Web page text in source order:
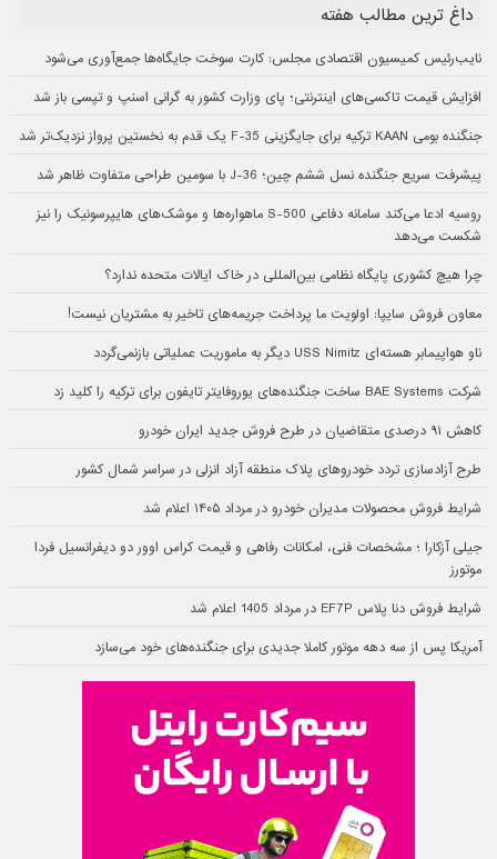
داغ ترین مطالب هفته
نایب‌رئیس کمیسیون اقتصادی مجلس: کارت سوخت جایگاه‌ها جمع‌آوری می‌شود
افزایش قیمت تاکسی‌های اینترنتی؛ پای وزارت کشور به گرانی اسنپ و تپسی باز شد
جنگنده بومی KAAN ترکیه برای جایگزینی F-35 یک قدم به نخستین پرواز نزدیک‌تر شد
پیشرفت سریع جنگنده نسل ششم چین؛ J-36 با سومین طراحی متفاوت ظاهر شد
روسیه ادعا می‌کند سامانه دفاعی S-500 ماهواره‌ها و موشک‌های هایپرسونیک را نیز
شکست می‌دهد
چرا هیچ کشوری پایگاه نظامی بین‌المللی در خاک ایالات متحده ندارد؟
معاون فروش سایپا: اولویت ما پرداخت جریمه‌های تاخیر به مشتریان نیست!
ناو هواپیمابر هسته‌ای USS Nimitz دیگر به ماموریت عملیاتی بازنمی‌گردد
شرکت BAE Systems ساخت جنگنده‌های یوروفایتر تایفون برای ترکیه را کلید زد
کاهش ۹۱ درصدی متقاضیان در طرح فروش جدید ایران خودرو
طرح آزادسازی تردد خودروهای پلاک منطقه آزاد انزلی در سراسر شمال کشور
شرایط فروش محصولات مدیران خودرو در مرداد ۱۴۰۵ اعلام شد
جیلی آزکارا ؛ مشخصات فنی، امکانات رفاهی و قیمت کراس اوور دو دیفرانسیل فردا
موتورز
شرایط فروش دنا پلاس EF7P در مرداد 1405 اعلام شد
آمریکا پس از سه دهه موتور کاملا جدیدی برای جنگنده‌های خود می‌سازد